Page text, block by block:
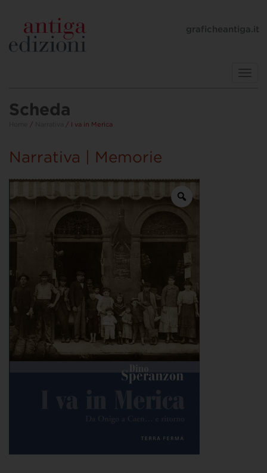
graficheantiga.it
Scheda
/ / I va in Merica
Narrativa | Memorie